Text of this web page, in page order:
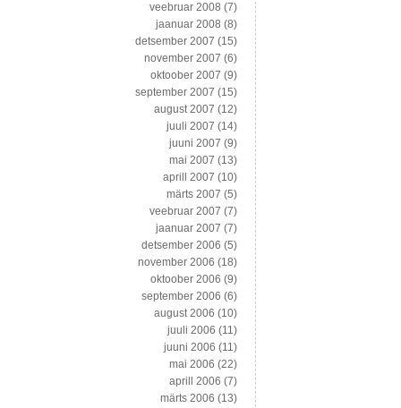
veebruar 2008 (7)
jaanuar 2008 (8)
detsember 2007 (15)
november 2007 (6)
oktoober 2007 (9)
september 2007 (15)
august 2007 (12)
juuli 2007 (14)
juuni 2007 (9)
mai 2007 (13)
aprill 2007 (10)
märts 2007 (5)
veebruar 2007 (7)
jaanuar 2007 (7)
detsember 2006 (5)
november 2006 (18)
oktoober 2006 (9)
september 2006 (6)
august 2006 (10)
juuli 2006 (11)
juuni 2006 (11)
mai 2006 (22)
aprill 2006 (7)
märts 2006 (13)